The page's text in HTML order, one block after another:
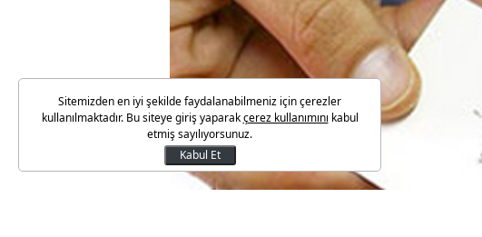
Sitemizden en iyi şekilde faydalanabilmeniz için çerezler
kullanılmaktadır. Bu siteye giriş yaparakçerez kullanımını kabul
etmiş sayılıyorsunuz.
Kabul Et